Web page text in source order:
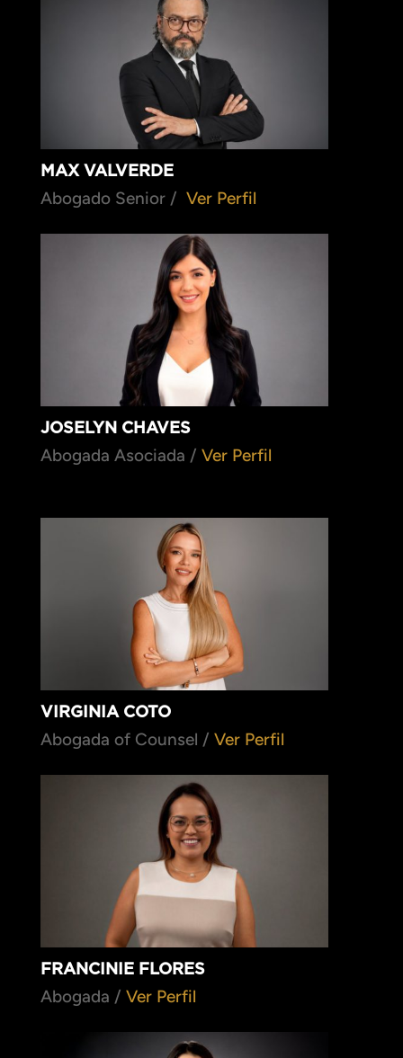
MAX VALVERDE
Abogado Senior / Ver Perfil
JOSELYN CHAVES
Abogada Asociada / Ver Perfil
VIRGINIA COTO
Abogada of Counsel / Ver Perfil
FRANCINIE FLORES
Abogada / Ver Perfil